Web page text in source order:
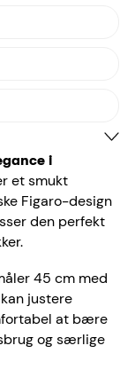
i
et smukt
Figaro-design
den perfekt
45 cm med
justere
at bære
og særlige